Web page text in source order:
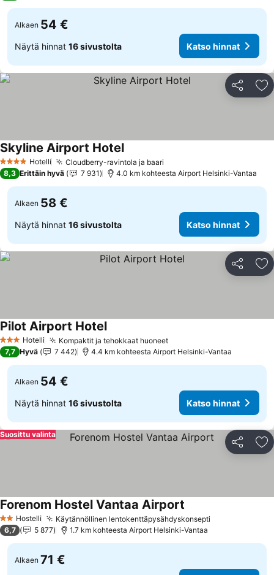
Alkaen 54 €
Näytä hinnat 16 sivustolta Katso hinnat
Jaa
4 Tähtiluokitus
Hotelli Cloudberry-ravintola ja baari
Skyline Airport Hotel
8,3 Erittäin hyvä 7 931 4.0 km kohteesta Airport Helsinki-Vantaa
Alkaen 58 €
Näytä hinnat 16 sivustolta Katso hinnat
Jaa
3 Tähtiluokitus
Hotelli Kompaktit ja tehokkaat huoneet
Pilot Airport Hotel
7,7 Hyvä 7 442 4.4 km kohteesta Airport Helsinki-Vantaa
Alkaen 54 €
Näytä hinnat 16 sivustolta Katso hinnat
Jaa
Suosittu valinta
2 Tähtiluokitus
Hostelli Käytännöllinen lentokenttäpysähdyskonsepti
Forenom Hostel Vantaa Airport
6,7 5 877 1.7 km kohteesta Airport Helsinki-Vantaa
Alkaen 71 €